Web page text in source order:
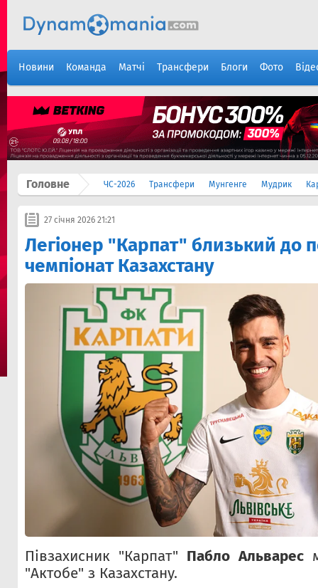
Новини Команда Матчі Трансфери Блоги Фото
Головне ЧС-2026 Трансфери Мунгенге Мудрик
27 січня 2026 21:21
Легіонер "Карпат" близький до
чемпіонат Казахстану
Півзахисник "Карпат" Пабло Альварес
"Актобе" з Казахстану.